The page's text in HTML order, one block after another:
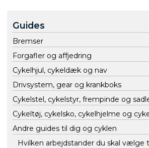
Guides
Bremser
Forgafler og affjedring
Cykelhjul, cykeldæk og nav
Drivsystem, gear og krankboks
Cykelstel, cykelstyr, frempinde og
Cykeltøj, cykelsko, cykelhjelme og
Andre guides til dig og cyklen
Hvilken arbejdstander du skal vælge